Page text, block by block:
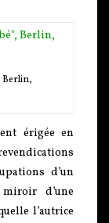
Berlin,
érigée en
d’un
d’une
l’autrice